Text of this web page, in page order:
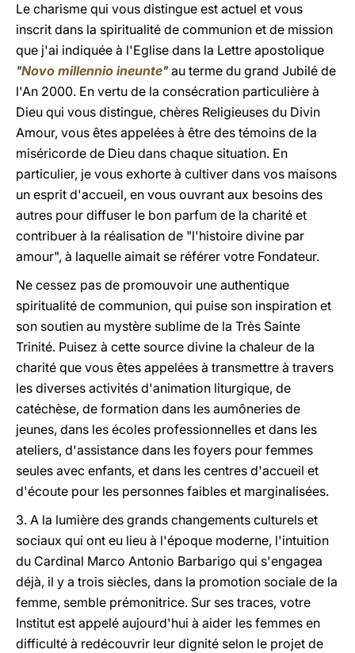
Le charisme qui vous distingue est actuel et vous
inscrit dans la spiritualité de communion et de mission
que j'ai indiquée à l'Eglise dans la Lettre apostolique
"Novo millennio ineunte" au terme du grand Jubilé de
l'An 2000. En vertu de la consécration particulière à
Dieu qui vous distingue, chères Religieuses du Divin
Amour, vous êtes appelées à être des témoins de la
miséricorde de Dieu dans chaque situation. En
particulier, je vous exhorte à cultiver dans vos maisons
un esprit d'accueil, en vous ouvrant aux besoins des
autres pour diffuser le bon parfum de la charité et
contribuer à la réalisation de "l'histoire divine par
amour", à laquelle aimait se référer votre Fondateur.
Ne cessez pas de promouvoir une authentique
spiritualité de communion, qui puise son inspiration et
son soutien au mystère sublime de la Très Sainte
Trinité. Puisez à cette source divine la chaleur de la
charité que vous êtes appelées à transmettre à travers
les diverses activités d'animation liturgique, de
catéchèse, de formation dans les aumôneries de
jeunes, dans les écoles professionnelles et dans les
ateliers, d'assistance dans les foyers pour femmes
seules avec enfants, et dans les centres d'accueil et
d'écoute pour les personnes faibles et marginalisées.
3. A la lumière des grands changements culturels et
sociaux qui ont eu lieu à l'époque moderne, l'intuition
du Cardinal Marco Antonio Barbarigo qui s'engagea
déjà, il y a trois siècles, dans la promotion sociale de la
femme, semble prémonitrice. Sur ses traces, votre
Institut est appelé aujourd'hui à aider les femmes en
difficulté à redécouvrir leur dignité selon le projet de